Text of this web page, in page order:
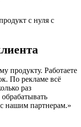
продукту. Работаете
По рекламе всё
раз
нашим партнерам.»